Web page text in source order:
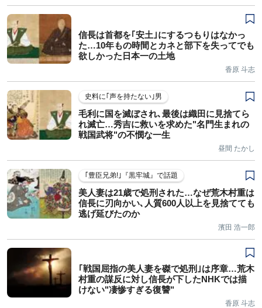
信長は首都を｢安土｣にするつもりはなかっ
た…10年もの時間とカネと部下を失ってでも
欲しかった日本一の土地
香原 斗志
史料に｢声を持たない｣男
毛利に国を滅ぼされ､最後は織田に見捨てら
れ滅亡…秀吉に救いを求めた"名門生まれの
戦国武将"の不憫な一生
昼間 たかし
｢豊臣兄弟!｣『黒牢城』で話題
美人妻は21歳で処刑された…なぜ荒木村重は
信長に刃向かい､人質600人以上を見捨てても
逃げ延びたのか
濱田 浩一郎
｢戦国屈指の美人妻を磔で処刑｣は序章…荒木
村重の謀反に対し信長が下したNHKでは描
けない"凄惨すぎる復讐"
香原 斗志